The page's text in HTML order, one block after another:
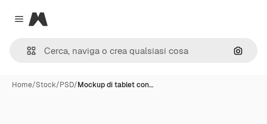
Close menu
Magnific
Cerca
Home/Stock/PSD/Mockup di tablet con…